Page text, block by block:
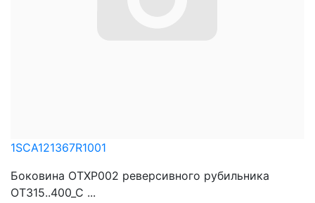
1SCA121367R1001
Боковина OTXP002 реверсивного рубильника
OT315..400_C ...